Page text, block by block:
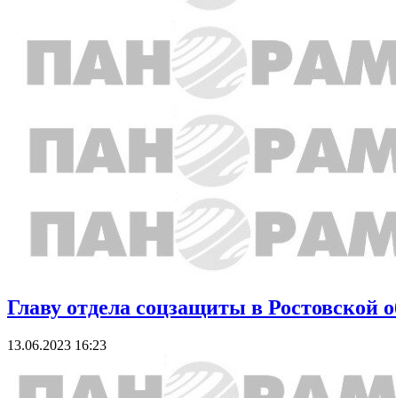
Главу отдела соцзащиты в
13.06.2023 16:23